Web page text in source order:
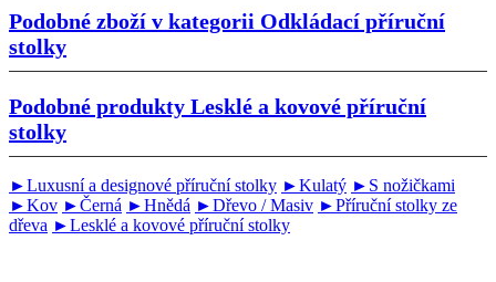
Podobné zboží v kategorii Odkládací příruční
stolky
Podobné produkty Lesklé a kovové příruční
stolky
►Luxusní a designové příruční stolky ►Kulatý ►S nožičkami
►Kov ►Černá ►Hnědá ►Dřevo / Masiv ►Příruční stolky ze
dřeva ►Lesklé a kovové příruční stolky